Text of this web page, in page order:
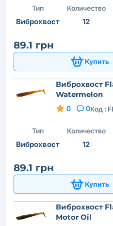
Тип
Виброхвост
Количество
12
89.1 грн
Купить
Виброхвост
Watermelon
0 0Код :
Тип
Виброхвост
Количество
12
89.1 грн
Купить
Виброхвост
Motor Oil